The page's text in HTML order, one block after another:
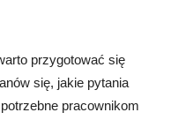
przygotować się
się, jakie pytania
pracownikom